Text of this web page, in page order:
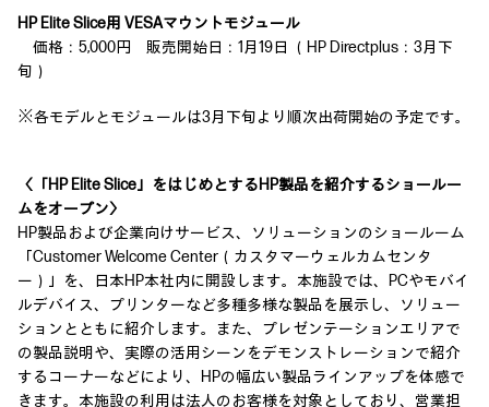
HP Elite Slice用 VESAマウントモジュール
価格：5,000円 販売開始日：1月19日 （HP Directplus：3月下
旬）
※各モデルとモジュールは3月下旬より順次出荷開始の予定です。
〈「HP Elite Slice」をはじめとするHP製品を紹介するショールー
ムをオープン〉
HP製品および企業向けサービス、ソリューションのショールーム
「Customer Welcome Center（カスタマーウェルカムセンタ
ー）」を、日本HP本社内に開設します。本施設では、PCやモバイ
ルデバイス、プリンターなど多種多様な製品を展示し、ソリュー
ションとともに紹介します。また、プレゼンテーションエリアで
の製品説明や、実際の活用シーンをデモンストレーションで紹介
するコーナーなどにより、HPの幅広い製品ラインアップを体感で
きます。本施設の利用は法人のお客様を対象としており、営業担